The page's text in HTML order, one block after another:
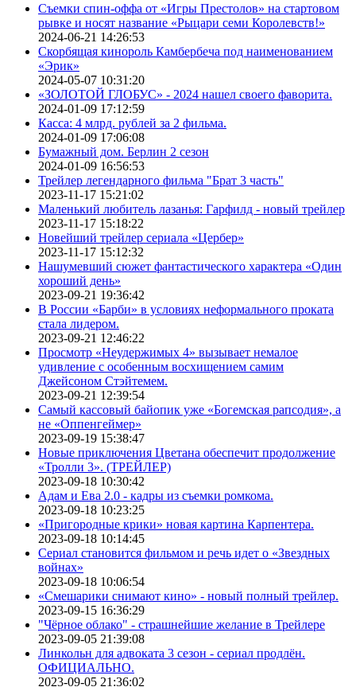
Съемки спин-оффа от «Игры Престолов» на стартовом
рывке и носят название «Рыцари семи Королевств!»
2024-06-21 14:26:53
Скорбящая кинороль Камбербеча под наименованием
«Эрик»
2024-05-07 10:31:20
«ЗОЛОТОЙ ГЛОБУС» - 2024 нашел своего фаворита.
2024-01-09 17:12:59
Касса: 4 млрд. рублей за 2 фильма.
2024-01-09 17:06:08
Бумажный дом. Берлин 2 сезон
2024-01-09 16:56:53
Трейлер легендарного фильма "Брат 3 часть"
2023-11-17 15:21:02
Маленький любитель лазанья: Гарфилд - новый трейлер
2023-11-17 15:18:22
Новейший трейлер сериала «Цербер»
2023-11-17 15:12:32
Нашумевший сюжет фантастического характера «Один
хороший день»
2023-09-21 19:36:42
В России «Барби» в условиях неформального проката
стала лидером.
2023-09-21 12:46:22
Просмотр «Неудержимых 4» вызывает немалое
удивление с особенным восхищением самим
Джейсоном Стэйтемем.
2023-09-21 12:39:54
Самый кассовый байопик уже «Богемская рапсодия», а
не «Оппенгеймер»
2023-09-19 15:38:47
Новые приключения Цветана обеспечит продолжение
«Тролли 3». (ТРЕЙЛЕР)
2023-09-18 10:30:42
Адам и Ева 2.0 - кадры из съемки ромкома.
2023-09-18 10:23:25
«Пригородные крики» новая картина Карпентера.
2023-09-18 10:14:45
Сериал становится фильмом и речь идет о «Звездных
войнах»
2023-09-18 10:06:54
«Смешарики снимают кино» - новый полный трейлер.
2023-09-15 16:36:29
"Чёрное облако" - страшнейшие желание в Трейлере
2023-09-05 21:39:08
Линкольн для адвоката 3 сезон - сериал продлён.
ОФИЦИАЛЬНО.
2023-09-05 21:36:02